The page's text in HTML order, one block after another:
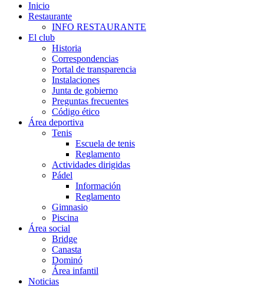
Inicio
Restaurante
INFO RESTAURANTE
El club
Historia
Correspondencias
Portal de transparencia
Instalaciones
Junta de gobierno
Preguntas frecuentes
Código ético
Área deportiva
Tenis
Escuela de tenis
Reglamento
Actividades dirigidas
Pádel
Información
Reglamento
Gimnasio
Piscina
Área social
Bridge
Canasta
Dominó
Área infantil
Noticias